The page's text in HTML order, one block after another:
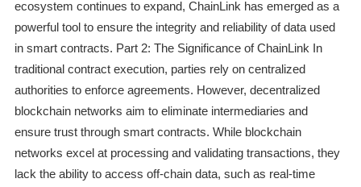
ecosystem continues to expand, ChainLink has emerged as a
powerful tool to ensure the integrity and reliability of data used
in smart contracts. Part 2: The Significance of ChainLink In
traditional contract execution, parties rely on centralized
authorities to enforce agreements. However, decentralized
blockchain networks aim to eliminate intermediaries and
ensure trust through smart contracts. While blockchain
networks excel at processing and validating transactions, they
lack the ability to access off-chain data, such as real-time